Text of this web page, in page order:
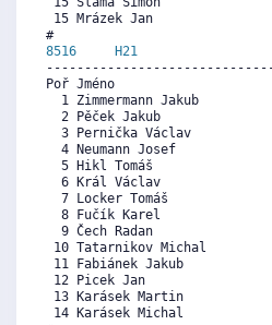
15 Mrázek
8516
H21
Poř Jméno
1 Zimmermann
2 Pěček
3 Pernička
4 Neumann
5 Hikl
6 Král
7 Locker
8 Fučík
9 Čech
10 Tatarnikov
11 Fabiánek
12 Picek
13 Karásek
14 Karásek